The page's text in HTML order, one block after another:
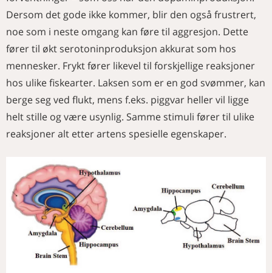
Dersom det gode ikke kommer, blir den også frustrert,
noe som i neste omgang kan føre til aggresjon. Dette
fører til økt serotoninproduksjon akkurat som hos
mennesker. Frykt fører likevel til forskjellige reaksjoner
hos ulike fiskearter. Laksen som er en god svømmer, kan
berge seg ved flukt, mens f.eks. piggvar heller vil ligge
helt stille og være usynlig. Samme stimuli fører til ulike
reaksjoner alt etter artens spesielle egenskaper.